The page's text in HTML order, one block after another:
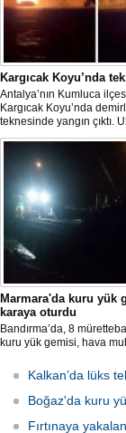
Kargıcak Koyu’nda
Antalya’nın Kumluca
Kargıcak Koyu’nda
teknesinde yangın çıktı.
kullanılmadığı belirtilen
kimsenin bulunmadığı
karadan müdahale
nedeniyle tamamen
kullanılamaz hale geldi.
Marmara'da kuru yük
karaya oturdu
Bandırma’da, 8
kuru yük gemisi, hava
kurtarma çalışmaları
Kalkan’da lüks
Boğaz'da kuru
Fırtınaya